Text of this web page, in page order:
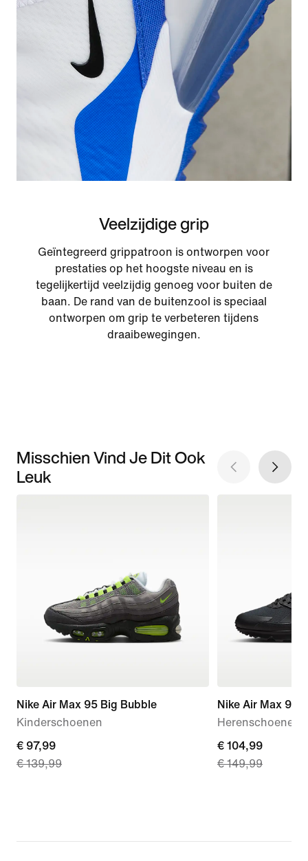
Veelzijdige grip
Geïntegreerd grippatroon is ontworpen voor
prestaties op het hoogste niveau en is
tegelijkertijd veelzijdig genoeg voor buiten de
baan. De rand van de buitenzool is speciaal
ontworpen om grip te verbeteren tijdens
draaibewegingen.
Misschien Vind Je Dit Ook
Leuk
Nike Air Max 95 Big Bubble
Kinderschoenen
current
price
€ 139,99
€ 97,99
€ 139,99
Nike Air Max 90
Herenschoenen
current
price
€ 149,99
€ 104,99
€ 149,99